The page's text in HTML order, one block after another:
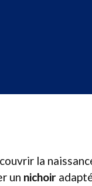
la
un nichoir